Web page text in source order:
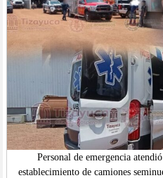
Personal de emergencia
establecimiento de camiones